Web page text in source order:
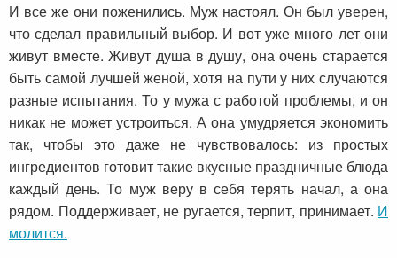
И все же они поженились. Муж настоял. Он был уверен,
что сделал правильный выбор. И вот уже много лет они
живут вместе. Живут душа в душу, она очень старается
быть самой лучшей женой, хотя на пути у них случаются
разные испытания. То у мужа с работой проблемы, и он
никак не может устроиться. А она умудряется экономить
так, чтобы это даже не чувствовалось: из простых
ингредиентов готовит такие вкусные праздничные блюда
каждый день. То муж веру в себя терять начал, а она
рядом. Поддерживает, не ругается, терпит, принимает. И
молится.